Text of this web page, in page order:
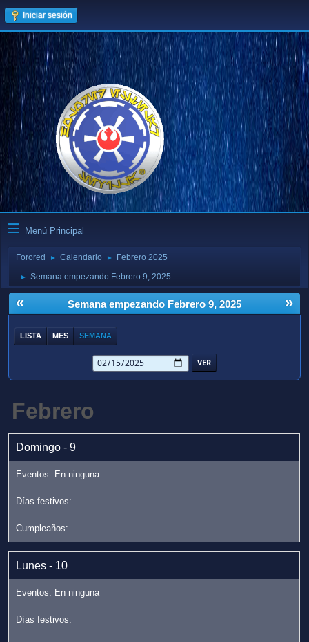
Iniciar sesión
Menú Principal
Forored ► Calendario ► Febrero 2025
► Semana empezando Febrero 9, 2025
« »
Semana empezando Febrero 9, 2025
LISTA MES SEMANA
Febrero
Domingo - 9
Lunes - 10